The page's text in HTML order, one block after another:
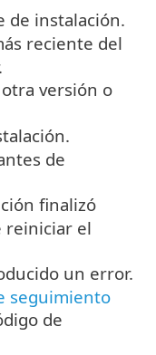
de instalación.
reciente del
versión o
de
finalizó
reiniciar el
un error.
seguimiento
de